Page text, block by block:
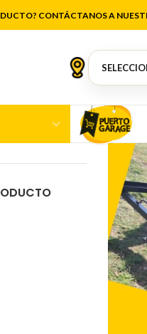
CONTÁCTANOS A
FILTRAR